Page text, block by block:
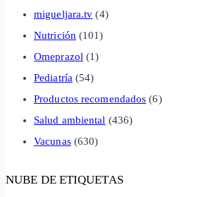
migueljara.tv (4)
Nutrición (101)
Omeprazol (1)
Pediatría (54)
Productos recomendados (6)
Salud ambiental (436)
Vacunas(630)
NUBE DE ETIQUETAS